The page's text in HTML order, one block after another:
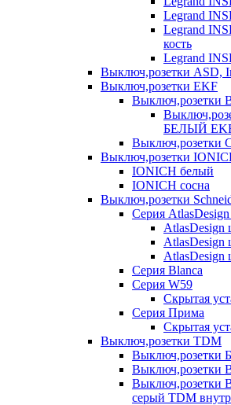
Legrand
Legrand
кость
Legrand
Выключ,розетки ASD,
Выключ,розетки EKF
Выключ,розетки
БЕЛЫЙ
Выключ,розетки
Выключ,розетки
IONICH белый
IONICH сосна
Выключ,розетки
Серия AtlasDesign
AtlasDesign
AtlasDesign
AtlasDesign
Серия Blanca
Серия W59
Скрытая
Серия Прима
Скрытая
Выключ,розетки TDM
Выключ,розетки
Выключ,розетки
Выключ,розетки
серый TDM внутр